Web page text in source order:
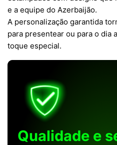
e a equipe do Azerbaijão.
A personalização garantida
para presentear ou para o dia
toque especial.
Qualidade e